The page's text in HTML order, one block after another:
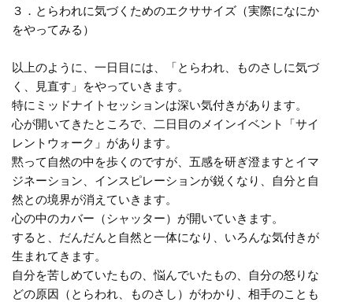
３．とらわれに気づくためのエクササイズ（実際になにか
をやってみる）
以上のように、一日目には、「とらわれ、ものさしに気づ
く、見直す」をやっていきます。
特にミッドナイトセッションは深い気付きがあります。
心が開いてきたところで、二日目のメインイベント「サイ
レントウォーク」があります。
黙って自然の中を歩くのですが、五感を研ぎ澄ますとイマ
ジネーション、インスピレーションが鋭くなり、自分と自
然との境界が消えていきます。
心の中のカバー（シャッター）が開いていきます。
すると、だんだんと自然と一体になり、いろんな気付きが
生まれてきます。
自分を苦しめていたもの、悩んでいたもの、自分の怒りな
どの原因（とらわれ、ものさし）がわかり、相手のことも